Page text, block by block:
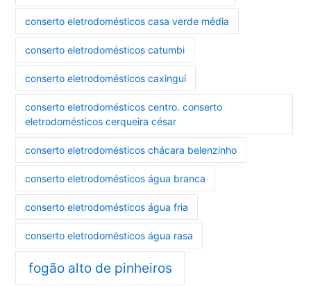
conserto eletrodomésticos casa verde média
conserto eletrodomésticos catumbi
conserto eletrodomésticos caxingui
conserto eletrodomésticos centro. conserto
eletrodomésticos cerqueira césar
conserto eletrodomésticos chácara belenzinho
conserto eletrodomésticos água branca
conserto eletrodomésticos água fria
conserto eletrodomésticos água rasa
fogão alto de pinheiros